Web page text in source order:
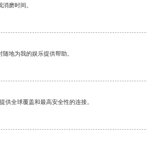
磨时间。
地为我的娱乐提供帮助。
供全球覆盖和最高安全性的连接。